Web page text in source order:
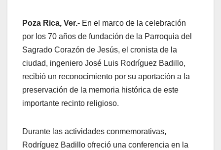
Poza Rica, Ver.- En el marco de la celebración
por los 70 años de fundación de la Parroquia del
Sagrado Corazón de Jesús, el cronista de la
ciudad, ingeniero José Luis Rodríguez Badillo,
recibió un reconocimiento por su aportación a la
preservación de la memoria histórica de este
importante recinto religioso.
Durante las actividades conmemorativas,
Rodríguez Badillo ofreció una conferencia en la